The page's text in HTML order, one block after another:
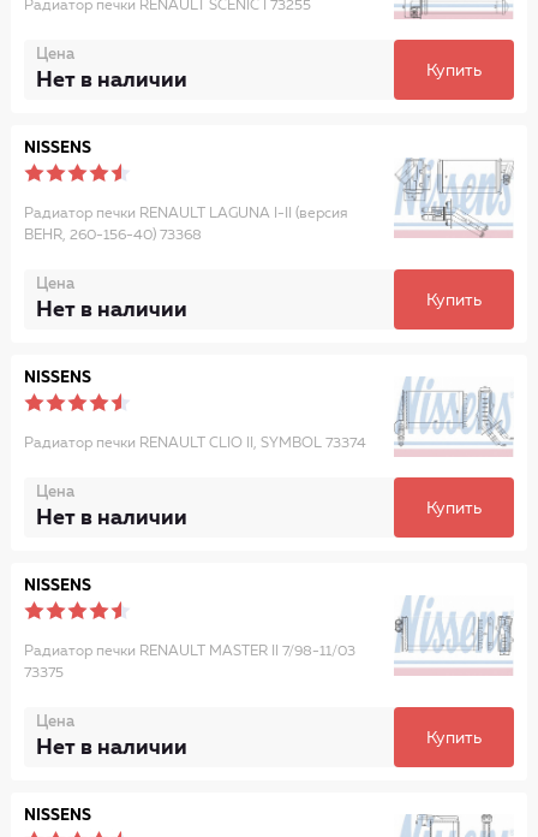
Радиатор печки RENAULT SCENIC I 73255
Цена
Нет в наличии Купить
NISSENS
Радиатор печки RENAULT LAGUNA I-II (версия
BEHR, 260-156-40) 73368
Цена
Нет в наличии Купить
NISSENS
Радиатор печки RENAULT CLIO II, SYMBOL 73374
Цена
Нет в наличии Купить
NISSENS
Радиатор печки RENAULT MASTER II 7/98-11/03
73375
Цена
Нет в наличии Купить
NISSENS